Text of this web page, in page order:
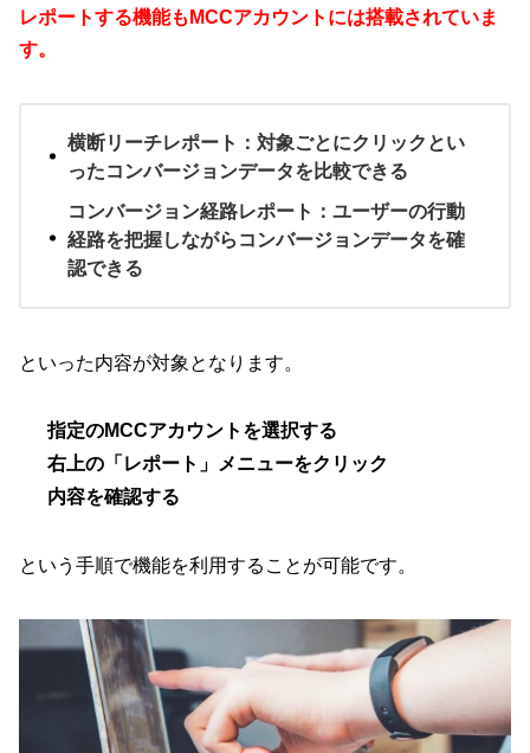
レポートする機能もMCCアカウントには搭載されていま
す。
横断リーチレポート：対象ごとにクリックとい
ったコンバージョンデータを比較できる
コンバージョン経路レポート：ユーザーの行動
経路を把握しながらコンバージョンデータを確
認できる
といった内容が対象となります。
指定のMCCアカウントを選択する
右上の「レポート」メニューをクリック
内容を確認する
という手順で機能を利用することが可能です。